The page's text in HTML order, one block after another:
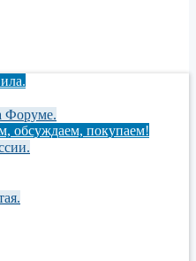
Форуме.
обсуждаем, покупаем!